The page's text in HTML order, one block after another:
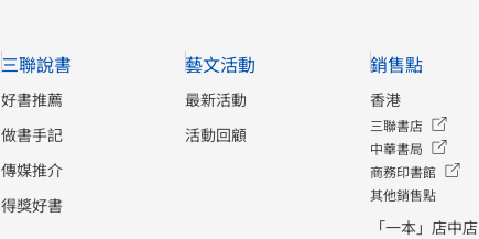
三聯說書
好書推薦
做書手記
傳媒推介
得獎好書
藝文活動
最新活動
活動回顧
銷售點
香港
三聯書店
中華書局
商務印書館
其他銷售點
「一本」店中店